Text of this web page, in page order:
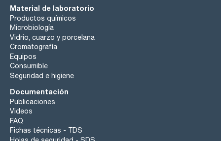
Material de laboratorio
Productos químicos
Microbiología
Vidrio, cuarzo y porcelana
Cromatografía
Equipos
Consumible
Seguridad e higiene
Documentación
Publicaciones
Videos
FAQ
Fichas técnicas - TDS